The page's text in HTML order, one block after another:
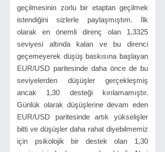
geçilmesinin zorlu bir etaptan geçilmek
istendiğini sizlerle paylaşmıştım. İlk
olarak en önemli direnç olan 1,3325
seviyesi altında kalan ve bu direnci
geçemeyerek düşüş baskısına başlayan
EUR/USD paritesinde daha önce de bu
seviyelerden düşüşler gerçekleşmiş
ancak 1,30 desteği kırılamamıştır.
Günlük olarak düşüşlerine devam eden
EUR/USD paritesinde artık yükselişler
bitti ve düşüşler daha rahat diyebilmemiz
için psikolojik bir destek olan 1,30